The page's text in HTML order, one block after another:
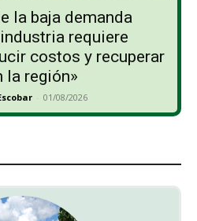
la baja demanda
requiere
costos y recuperar
la región»
- 01/08/2026